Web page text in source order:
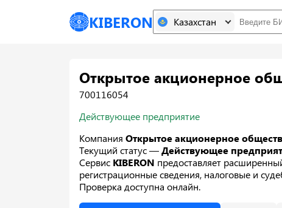
KIBERON Казахстан
Открытое акционерное
700116054
Действующее предприятие
Компания Открытое акционерное
Текущий статус —Действующее
Сервис KIBERON предоставляет
регистрационные сведения, налоговые и
Проверка доступна онлайн.